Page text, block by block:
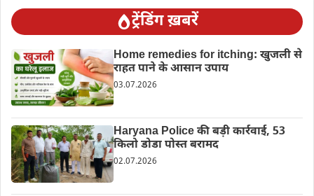
ट्रेंडिंग ख़बरें
Home remedies for itching: खुजली से
राहत पाने के आसान उपाय
03.07.2026
Haryana Police की बड़ी कार्रवाई, 53
किलो डोडा पोस्त बरामद
02.07.2026